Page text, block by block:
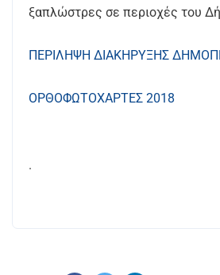
ξαπλώστρες σε περιοχές του
ΠΕΡΙΛΗΨΗ ΔΙΑΚΗΡΥΞΗΣ
ΟΡΘΟΦΩΤΟΧΑΡΤΕΣ 2018
.